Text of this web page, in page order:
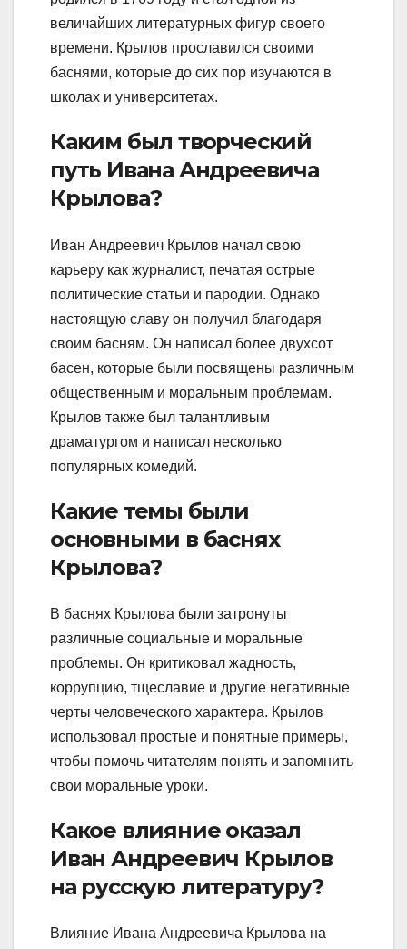
величайших литературных фигур своего
времени. Крылов прославился своими
баснями, которые до сих пор изучаются в
школах и университетах.
Каким был творческий
путь Ивана Андреевича
Крылова?
Иван Андреевич Крылов начал свою
карьеру как журналист, печатая острые
политические статьи и пародии. Однако
настоящую славу он получил благодаря
своим басням. Он написал более двухсот
басен, которые были посвящены различным
общественным и моральным проблемам.
Крылов также был талантливым
драматургом и написал несколько
популярных комедий.
Какие темы были
основными в баснях
Крылова?
В баснях Крылова были затронуты
различные социальные и моральные
проблемы. Он критиковал жадность,
коррупцию, тщеславие и другие негативные
черты человеческого характера. Крылов
использовал простые и понятные примеры,
чтобы помочь читателям понять и запомнить
свои моральные уроки.
Какое влияние оказал
Иван Андреевич Крылов
на русскую литературу?
Влияние Ивана Андреевича Крылова на